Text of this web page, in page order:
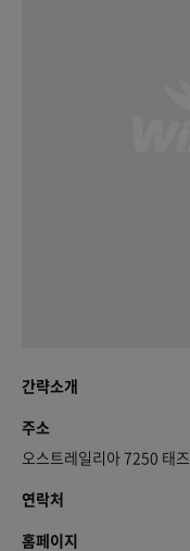
간략소개
주소
오스트레일리아 7250 태
연락처
홈페이지